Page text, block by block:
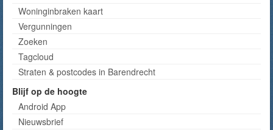
Woninginbraken kaart
Vergunningen
Zoeken
Tagcloud
Straten & postcodes in Barendrecht
Blijf op de hoogte
Android App
Nieuwsbrief